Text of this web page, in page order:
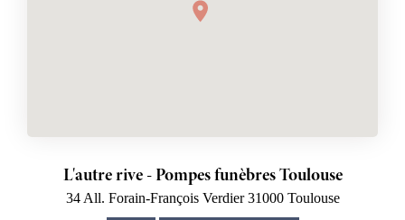
L'autre rive - Pompes funèbres Toulouse
34 All. Forain-François Verdier 31000 Toulouse